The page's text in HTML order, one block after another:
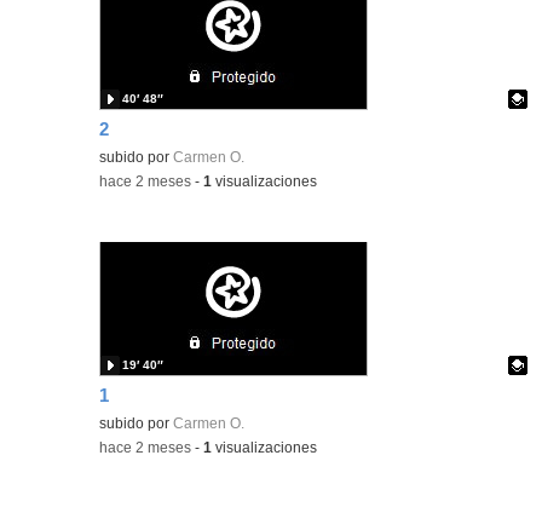
2
Contenido educativo.
subido porCarmen O.
40′ 48″
-hace 2 meses -1 visualizaciones
1
Contenido educativo.
subido porCarmen O.
19′ 40″
-hace 2 meses -1 visualizaciones